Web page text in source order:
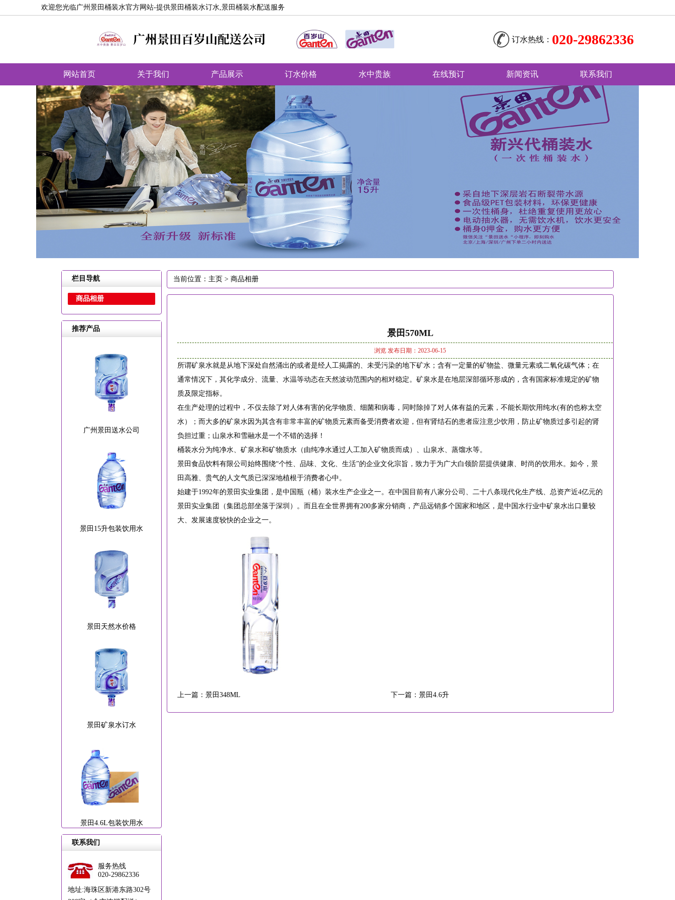
欢迎您光临广州景田桶装水官方网站-提供景田桶装水订水,景田桶装水配送服务
020-29862336
订水热线：
网站首页 关于我们 产品展示 订水价格 水中贵族 在线预订 新闻资讯 联系我们
饮用水分类 商品相册 配送站点 主页
栏目导航
商品相册
推荐产品
广州景田送水公司
景田15升包装饮用水
景田天然水价格
景田矿泉水订水
景田4.6L包装饮用水
联系我们
服务热线
020-29862336
地址:海珠区新港东路302号
当前位置： 主页 > 商品相册
景田570ML
浏览 发布日期：2023-06-15
所谓矿泉水就是从地下深处自然涌出的或者是经人工揭露的、未受污染的地下矿水；含有一定量的矿物盐、微量元素或二氧化碳气体；在
通常情况下，其化学成分、流量、水温等动态在天然波动范围内的相对稳定。矿泉水是在地层深部循环形成的，含有国家标准规定的矿物
质及限定指标。
在生产处理的过程中，不仅去除了对人体有害的化学物质、细菌和病毒，同时除掉了对人体有益的元素，不能长期饮用纯水(有的也称太空
水）；而大多的矿泉水因为其含有非常丰富的矿物质元素而备受消费者欢迎，但有肾结石的患者应注意少饮用，防止矿物质过多引起的肾
负担过重；山泉水和雪融水是一个不错的选择！
桶装水分为纯净水、矿泉水和矿物质水（由纯净水通过人工加入矿物质而成）、山泉水、蒸馏水等。
景田食品饮料有限公司始终围绕“个性、品味、文化、生活”的企业文化宗旨，致力于为广大白领阶层提供健康、时尚的饮用水。如今，景
田高雅、贵气的人文气质已深深地植根于消费者心中。
始建于1992年的景田实业集团，是中国瓶（桶）装水生产企业之一。在中国目前有八家分公司、二十八条现代化生产线、总资产近4亿元的
景田实业集团（集团总部坐落于深圳）。而且在全世界拥有200多家分销商，产品远销多个国家和地区，是中国水行业中矿泉水出口量较
大、发展速度较快的企业之一。
上一篇： 景田348ML 下一篇： 景田4.6升